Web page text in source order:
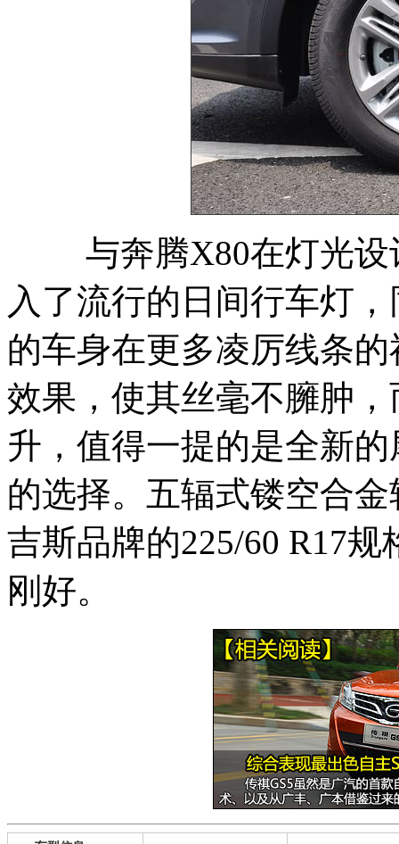
与奔腾X80在灯光设
入了流行的日间行车灯
的车身在更多凌厉线条
效果，使其丝毫不臃肿
升，值得一提的是全新
的选择。五辐式镂空合
吉斯品牌的225/60 R17
刚好。